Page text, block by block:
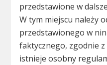
przedstawione w
W tym miejscu należy
przedstawionego w
faktycznego, zgodnie
istnieje osobny